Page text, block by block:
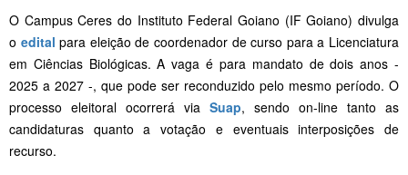
O Campus Ceres do Instituto Federal Goiano (IF Goiano) divulga
o edital para eleição de coordenador de curso para a Licenciatura
em Ciências Biológicas. A vaga é para mandato de dois anos -
2025 a 2027 -, que pode ser reconduzido pelo mesmo período. O
processo eleitoral ocorrerá via Suap, sendo on-line tanto as
candidaturas quanto a votação e eventuais interposições de
recurso.